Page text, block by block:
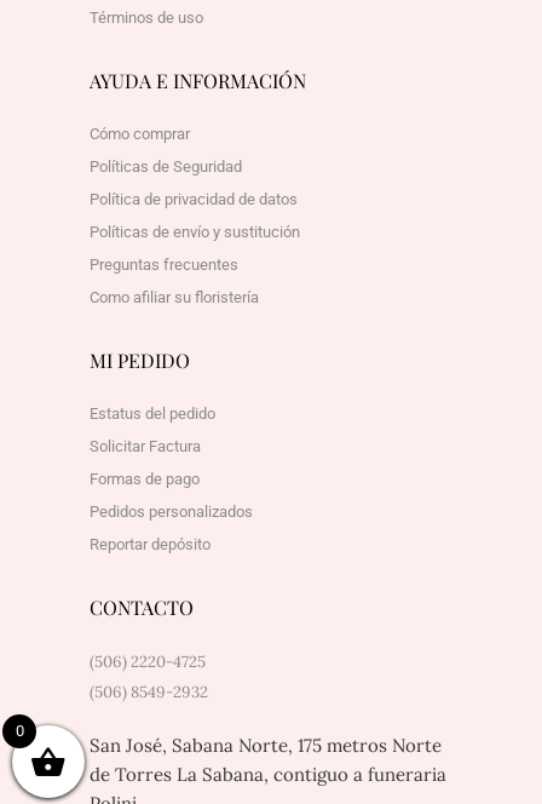
Términos de uso
AYUDA E INFORMACIÓN
Cómo comprar
Políticas de Seguridad
Política de privacidad de datos
Políticas de envío y sustitución
Preguntas frecuentes
Como afiliar su floristería
MI PEDIDO
Estatus del pedido
Solicitar Factura
Formas de pago
Pedidos personalizados
Reportar depósito
CONTACTO
(506) 2220-4725
(506) 8549-2932
San José, Sabana Norte, 175 metros Norte
de Torres La Sabana, contiguo a funeraria
0